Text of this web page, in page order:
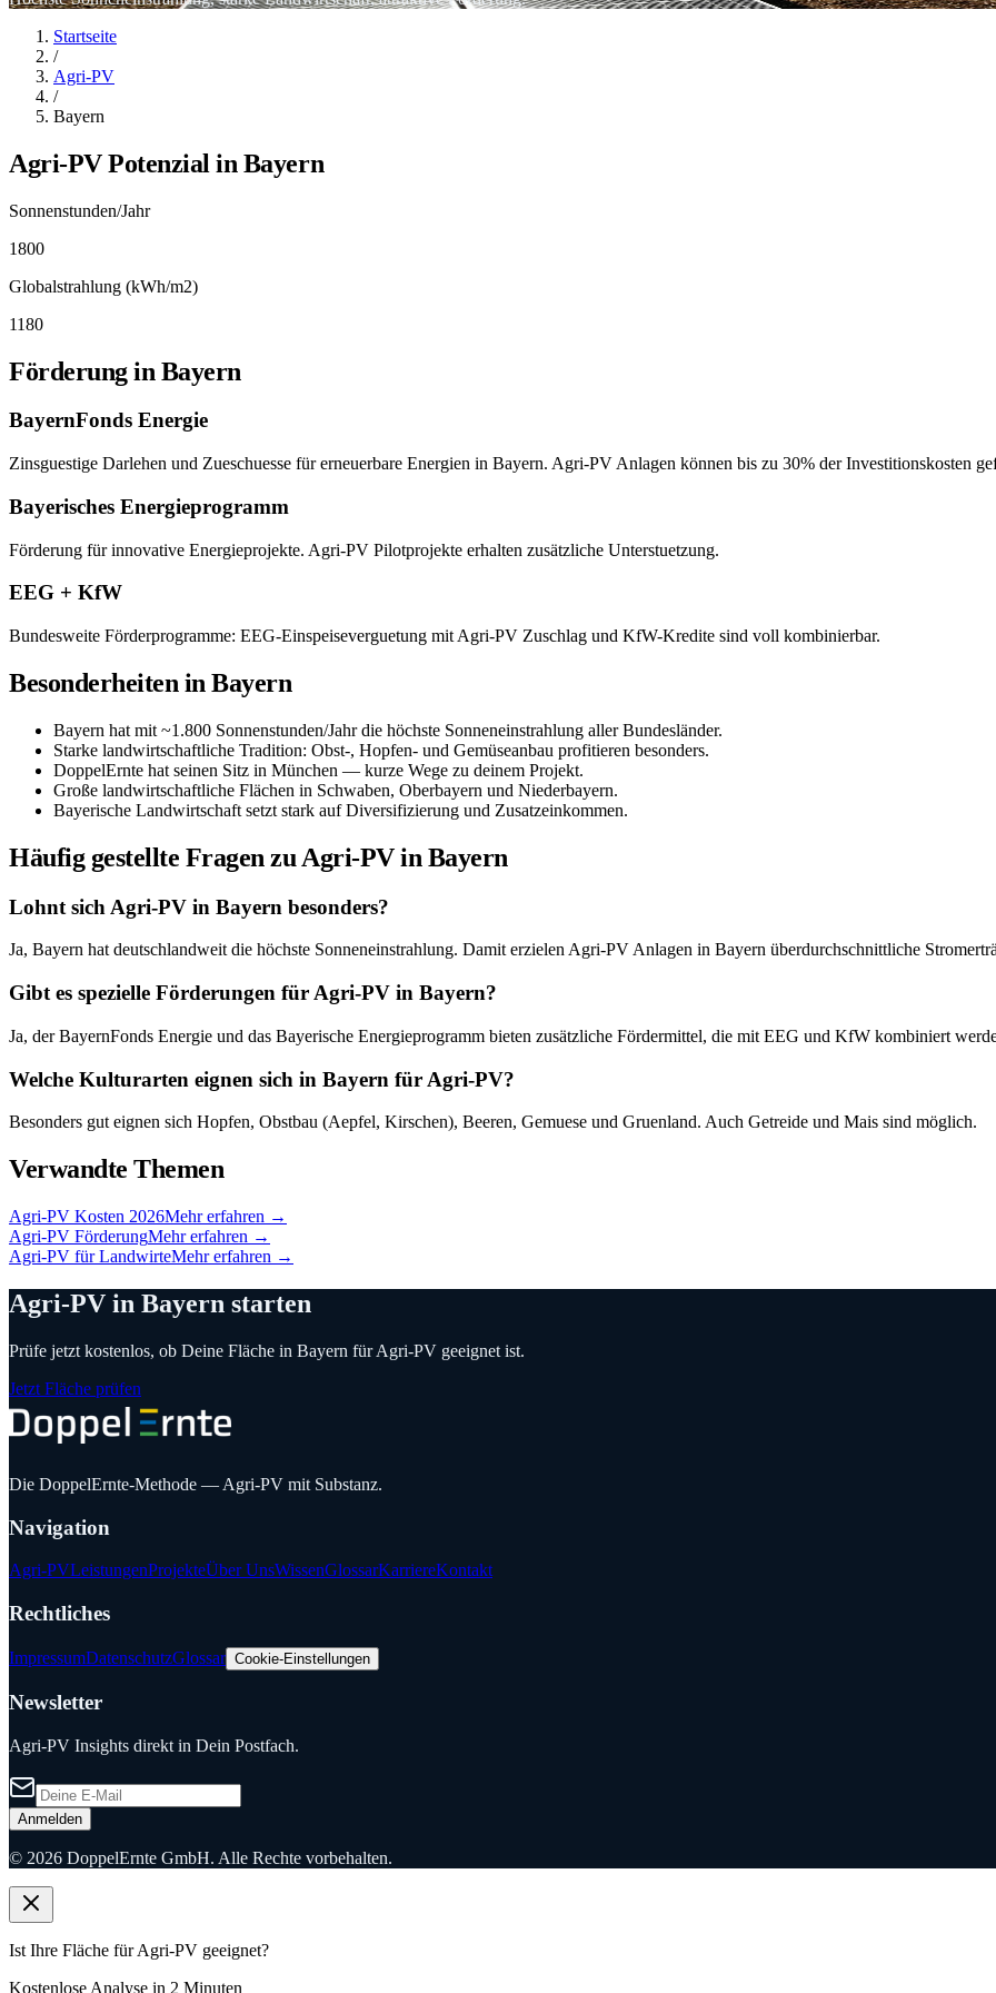
Startseite
/
Agri-PV
/
Bayern
Agri-PV Potenzial in Bayern
Sonnenstunden/Jahr
1800
Globalstrahlung (kWh/m2)
1180
Förderung in Bayern
BayernFonds Energie
Zinsguestige Darlehen und Zueschuesse für erneuerbare Energien in Bayern. Agri-PV Anlagen können bis zu 30% der Investitionskosten
Bayerisches Energieprogramm
Förderung für innovative Energieprojekte. Agri-PV Pilotprojekte erhalten zusätzliche Unterstuetzung.
EEG + KfW
Bundesweite Förderprogramme: EEG-Einspeiseverguetung mit Agri-PV Zuschlag und KfW-Kredite sind voll kombinierbar.
Besonderheiten inBayern
Bayern hat mit ~1.800 Sonnenstunden/Jahr die höchste Sonneneinstrahlung aller Bundesländer.
Starke landwirtschaftliche Tradition: Obst-, Hopfen- und Gemüseanbau profitieren besonders.
DoppelErnte hat seinen Sitz in München — kurze Wege zu deinem Projekt.
Große landwirtschaftliche Flächen in Schwaben, Oberbayern und Niederbayern.
Bayerische Landwirtschaft setzt stark auf Diversifizierung und Zusatzeinkommen.
Häufig gestellte Fragen zu Agri-PV in Bayern
Lohnt sich Agri-PV in Bayern besonders?
Ja, Bayern hat deutschlandweit die höchste Sonneneinstrahlung. Damit erzielen Agri-PV Anlagen in Bayern überdurchschnittliche
Gibt es spezielle Förderungen für Agri-PV in Bayern?
Ja, der BayernFonds Energie und das Bayerische Energieprogramm bieten zusätzliche Fördermittel, die mit EEG und KfW kombiniert
Welche Kulturarten eignen sich in Bayern für Agri-PV?
Besonders gut eignen sich Hopfen, Obstbau (Aepfel, Kirschen), Beeren, Gemuese und Gruenland. Auch Getreide und Mais sind möglich.
Verwandte Themen
Agri-PV Kosten 2026Mehr erfahren →
Agri-PV FörderungMehr erfahren →
Agri-PV für LandwirteMehr erfahren →
Agri-PV in Bayern starten
Prüfe jetzt kostenlos, ob Deine Fläche in Bayern für Agri-PV geeignet ist.
Jetzt Fläche prüfen
Die DoppelErnte-Methode — Agri-PV mit Substanz.
Navigation
Agri-PVLeistungenProjekteÜber UnsWissenGlossarKarriereKontakt
Rechtliches
ImpressumDatenschutzGlossar Cookie-Einstellungen
Newsletter
Agri-PV Insights direkt in Dein Postfach.
Anmelden
© 2026 DoppelErnte GmbH. Alle Rechte vorbehalten.
Ist Ihre Fläche für Agri-PV geeignet?
Kostenlose Analyse in 2 Minuten